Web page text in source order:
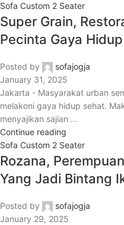
Sofa Custom 2 Seater
Super Grain,
Pecinta Gaya
Posted by
sofajogja
January 31, 2025
Jakarta - Masyarakat urban
melakoni gaya hidup sehat.
menyajikan sajian ...
Continue reading
Sofa Custom 2 Seater
Rozana,
Yang Jadi Bintang
Posted by
sofajogja
January 29, 2025